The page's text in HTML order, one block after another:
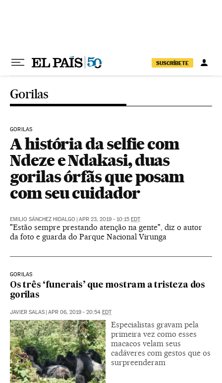
SUSCRÍBETE
Gorilas
GORILAS
A história da selfie com
Ndeze e Ndakasi, duas
gorilas órfãs que posam
com seu cuidador
EMILIO SÁNCHEZ HIDALGO | APR 23, 2019 - 10:15 EDT
"Estão sempre prestando atenção na gente", diz o autor
da foto e guarda do Parque Nacional Virunga
GORILAS
Os três ‘funerais’ que mostram a tristeza dos
gorilas
JAVIER SALAS | APR 06, 2019 - 20:54 EDT
Especialistas gravam pela
primeira vez como esses
macacos velam seus
cadáveres com gestos que os
surpreenderam